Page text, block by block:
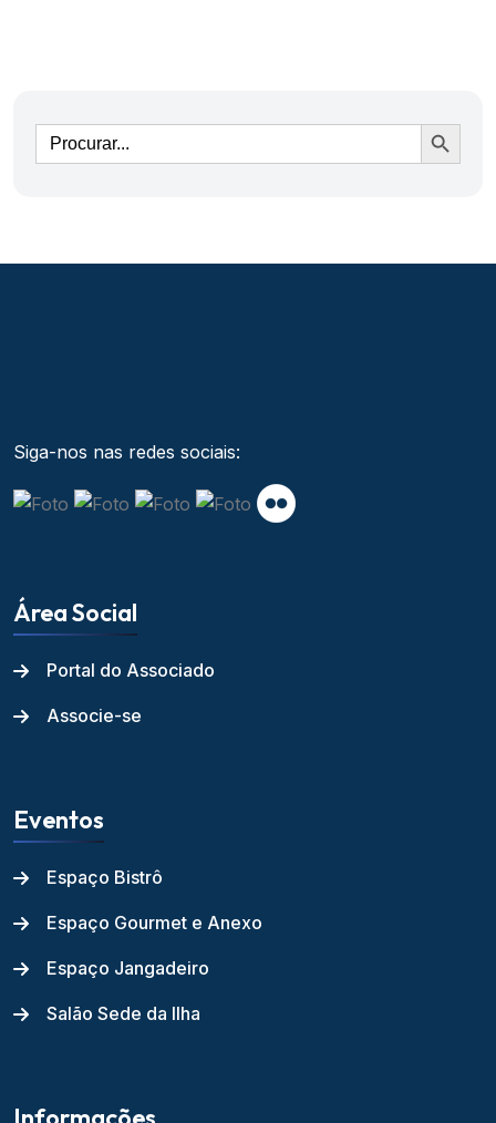
Ir
Siga-nos nas redes sociais:
Área Social
Portal do Associado
Associe-se
Eventos
Espaço Bistrô
Espaço Gourmet e Anexo
Espaço Jangadeiro
Salão Sede da Ilha